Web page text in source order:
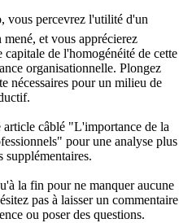
percevrez l'utilité d'un
et vous apprécierez
de l'homogénéité de cette
organisationnelle. Plongez
nécessaires pour un milieu de
câblé "L'importance de la
pour une analyse plus
supplémentaires.
la fin pour ne manquer aucune
pas à laisser un commentaire
ou poser des questions.